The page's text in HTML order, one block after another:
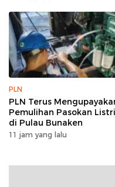
Kepulauan Nusa Utara
PLN
PLN Terus
Pemulihan Pasokan
di Pulau Bunaken
11 jam yang lalu